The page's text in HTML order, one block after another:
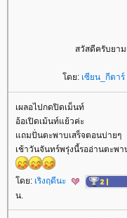
สวัสดีครับยาม
ดย: เซียน_กีตาร์
เผลอไปกดปิดเม็นท์
อ้อเปิดเม้นท์แย้วค่ะ
ถมปั่นตะพาบเสร็จตอนบ่ายๆ
เช้าวันจันทร์พรุ่งนี้รออ่านตะพ
ดย: เริงฤดีนะ
น.